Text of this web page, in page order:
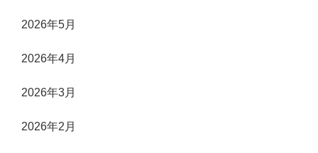
2026年5月
2026年4月
2026年3月
2026年2月